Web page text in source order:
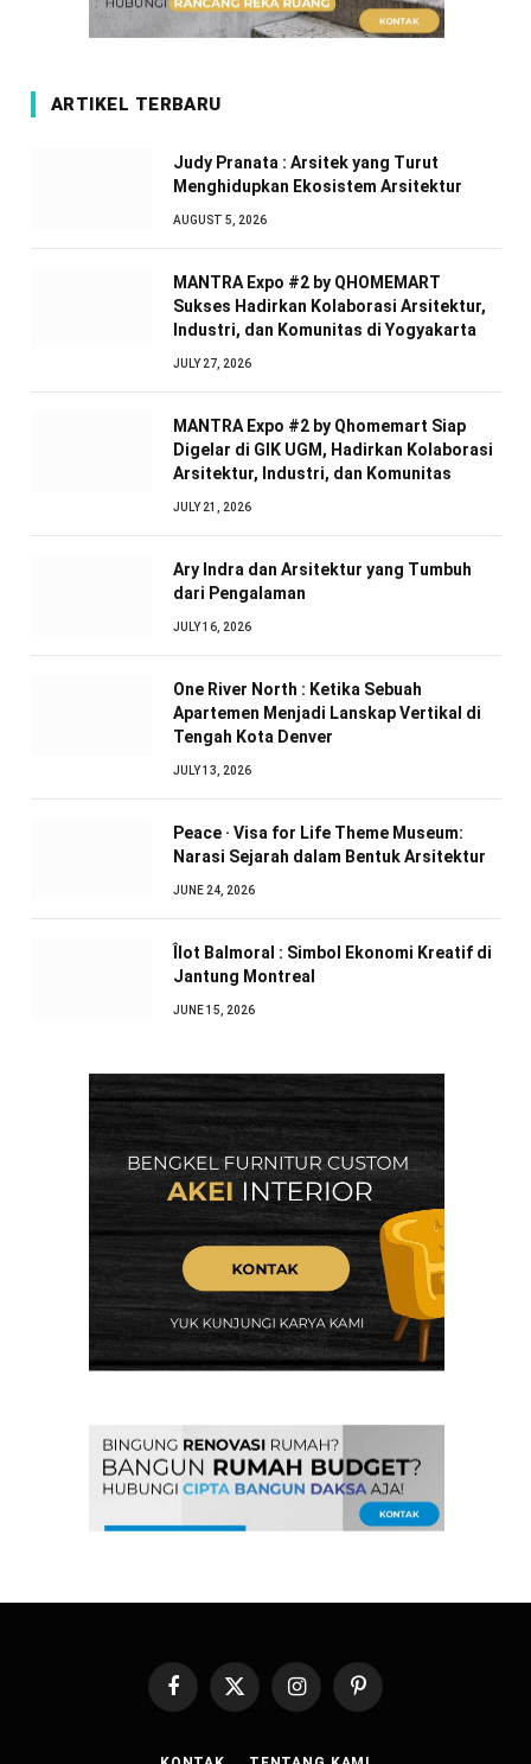
ARTIKEL TERBARU
Judy Pranata : Arsitek yang Turut
Menghidupkan Ekosistem Arsitektur
AUGUST 5, 2026
MANTRA Expo #2 by QHOMEMART
Sukses Hadirkan Kolaborasi Arsitektur,
Industri, dan Komunitas di Yogyakarta
JULY 27, 2026
MANTRA Expo #2 by Qhomemart Siap
Digelar di GIK UGM, Hadirkan Kolaborasi
Arsitektur, Industri, dan Komunitas
JULY 21, 2026
Ary Indra dan Arsitektur yang Tumbuh
dari Pengalaman
JULY 16, 2026
One River North : Ketika Sebuah
Apartemen Menjadi Lanskap Vertikal di
Tengah Kota Denver
JULY 13, 2026
Peace · Visa for Life Theme Museum:
Narasi Sejarah dalam Bentuk Arsitektur
JUNE 24, 2026
Îlot Balmoral : Simbol Ekonomi Kreatif di
Jantung Montreal
JUNE 15, 2026
FacebookX
(Twitter)
InstagramPinterest